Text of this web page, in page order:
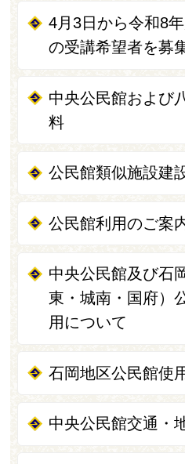
4月3日から令和8
の受講希望者を募
中央公民館および
料
公民館類似施設建
公民館利用のご案
中央公民館及び石
東・城南・国府）
用について
石岡地区公民館使
中央公民館交通・